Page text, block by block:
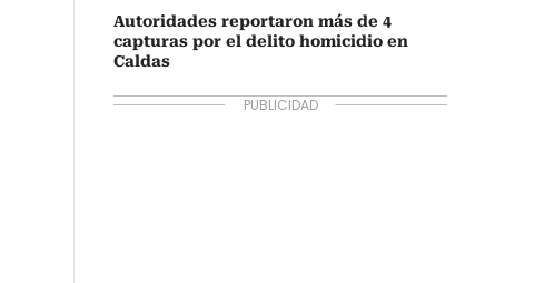
Autoridades reportaron más de 4
capturas por el delito homicidio en
Caldas